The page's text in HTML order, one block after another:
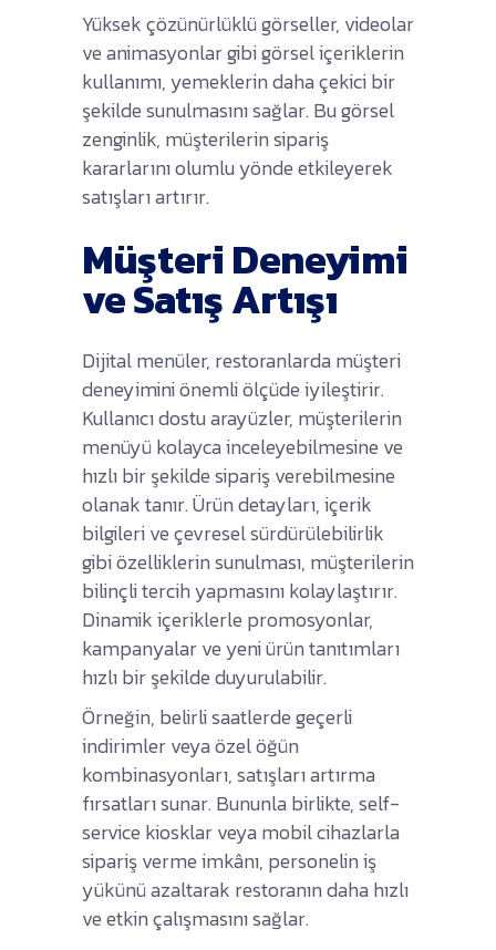
Yüksek çözünürlüklü görseller, videolar
ve animasyonlar gibi görsel içeriklerin
kullanımı, yemeklerin daha çekici bir
şekilde sunulmasını sağlar. Bu görsel
zenginlik, müşterilerin sipariş
kararlarını olumlu yönde etkileyerek
satışları artırır.
Müşteri Deneyimi
ve Satış Artışı
Dijital menüler, restoranlarda müşteri
deneyimini önemli ölçüde iyileştirir.
Kullanıcı dostu arayüzler, müşterilerin
menüyü kolayca inceleyebilmesine ve
hızlı bir şekilde sipariş verebilmesine
olanak tanır. Ürün detayları, içerik
bilgileri ve çevresel sürdürülebilirlik
gibi özelliklerin sunulması, müşterilerin
bilinçli tercih yapmasını kolaylaştırır.
Dinamik içeriklerle promosyonlar,
kampanyalar ve yeni ürün tanıtımları
hızlı bir şekilde duyurulabilir.
Örneğin, belirli saatlerde geçerli
indirimler veya özel öğün
kombinasyonları, satışları artırma
fırsatları sunar. Bununla birlikte, self-
service kiosklar veya mobil cihazlarla
sipariş verme imkânı, personelin iş
yükünü azaltarak restoranın daha hızlı
ve etkin çalışmasını sağlar.